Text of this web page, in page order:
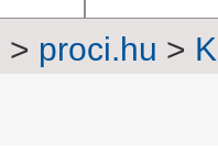
> proci.hu >